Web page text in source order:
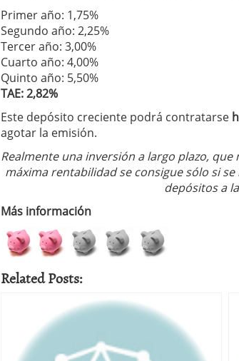
Primer año: 1,75%
Segundo año: 2,25%
Tercer año: 3,00%
Cuarto año: 4,00%
Quinto año: 5,50%
TAE: 2,82%
Este depósito creciente podrá contratarse
agotar la emisión.
Realmente una inversión a largo plazo,
máxima rentabilidad se consigue sólo si
depósitos a
Más información
Related Posts: